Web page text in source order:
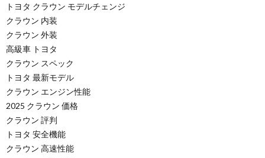
トヨタ クラウン モデルチェンジ
クラウン 内装
クラウン 外装
高級車 トヨタ
クラウン スペック
トヨタ 最新モデル
クラウン エンジン性能
2025 クラウン 価格
クラウン 評判
トヨタ 安全機能
クラウン 高速性能